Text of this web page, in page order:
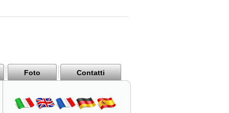
Foto Contatti